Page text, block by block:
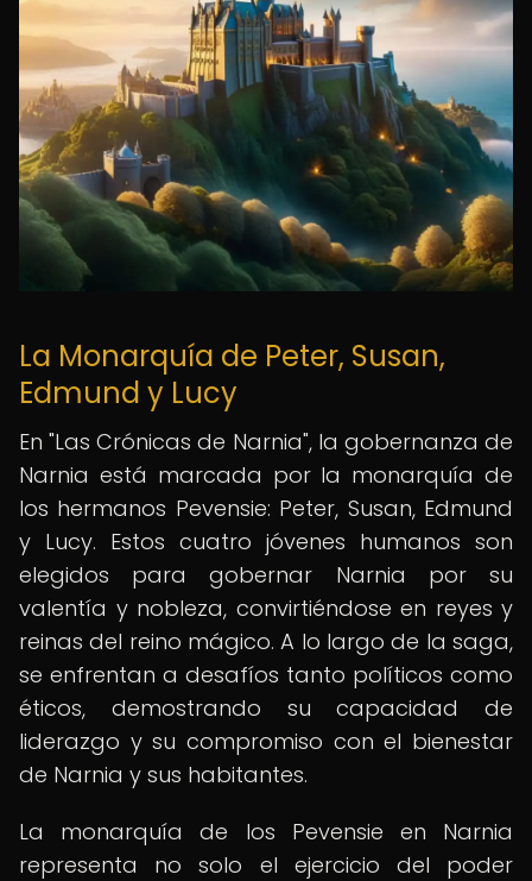
La Monarquía de Peter, Susan,
Edmund y Lucy
En "Las Crónicas de Narnia", la gobernanza de
Narnia está marcada por la monarquía de
los hermanos Pevensie: Peter, Susan, Edmund
y Lucy. Estos cuatro jóvenes humanos son
elegidos para gobernar Narnia por su
valentía y nobleza, convirtiéndose en reyes y
reinas del reino mágico. A lo largo de la saga,
se enfrentan a desafíos tanto políticos como
éticos, demostrando su capacidad de
liderazgo y su compromiso con el bienestar
de Narnia y sus habitantes.
La monarquía de los Pevensie en Narnia
representa no solo el ejercicio del poder